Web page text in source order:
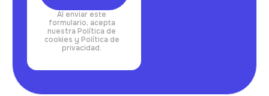
Al enviar este
formulario, acepta
nuestra Política de
cookies y Política de
privacidad.